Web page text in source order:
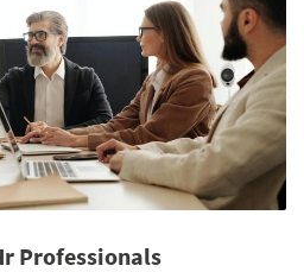
Professionals